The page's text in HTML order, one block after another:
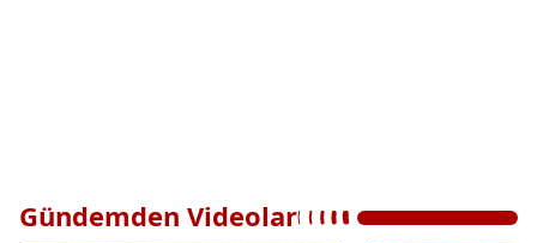
Gündemden Videolar